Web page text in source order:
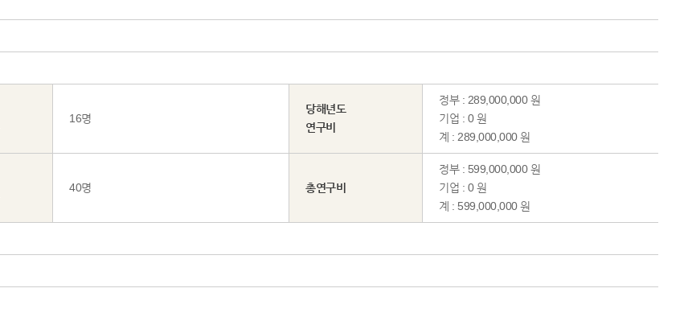
16명
당해년도
연구비
정부 : 289,000,000 원
기업 : 0 원
계 : 289,000,000 원
40명 총연구비
정부 : 599,000,000 원
기업 : 0 원
계 : 599,000,000 원